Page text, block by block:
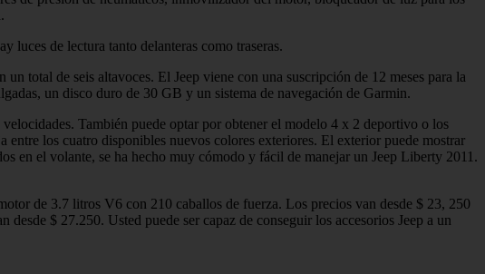
luces de lectura tanto delanteras como traseras.
total de seis altavoces. El Jeep viene con una suscripción de 12 meses para la
un disco duro de 30 GB y un sistema de navegación de Garmin.
También puede optar por obtener el modelo 4 x 2 deportivo o los
los cuatro disponibles nuevos colores exteriores. El exterior puede mostrar
en el volante, se ha hecho muy cómodo y fácil de manejar un Jeep Liberty 2011.
de 3.7 litros V6 con 210 caballos de fuerza. Los precios van desde $ 23, 250
$ 27.250. Usted puede ser capaz de conseguir los accesorios Jeep a un